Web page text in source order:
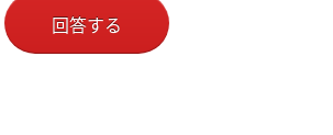
回答する